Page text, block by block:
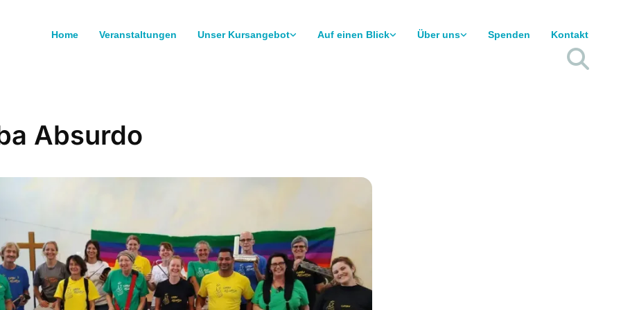
Home Veranstaltungen Unser Kursangebot Auf einen Blick Über uns Spenden Kontakt
Absurdo